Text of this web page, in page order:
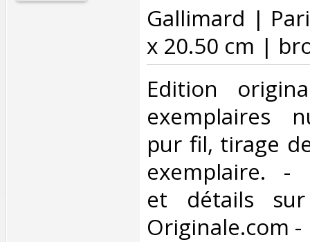
‎Gallimard |
x 20.50 cm |
‎Edition
exemplaires
pur fil, tirage
exemplaire. -
et détails sur
Originale.com -‎